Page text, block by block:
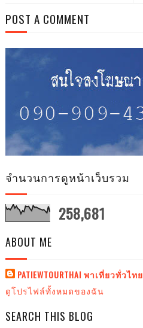
POST A COMMENT
จำนวนการดูหน้าเว็บรวม
258,681
ABOUT ME
PATIEWTOURTHAI พาเที่ยวทั่วไทย
ดูโปรไฟล์ทั้งหมดของฉัน
SEARCH THIS BLOG